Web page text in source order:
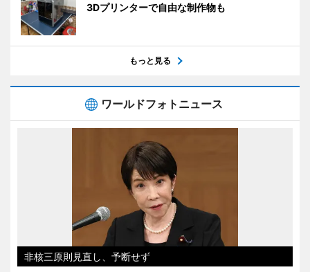
3Dプリンターで自由な制作物も
もっと見る
ワールドフォトニュース
非核三原則見直し、予断せず